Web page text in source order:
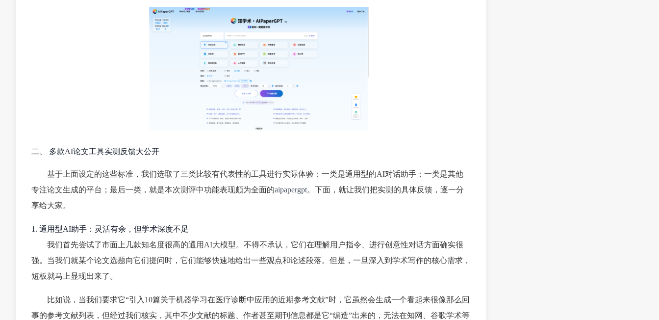
二、 多款AI论文工具实测反馈大公开
基于上面设定的这些标准，我们选取了三类比较有代表性的工具进行实际体验：一类是通用型的AI对话助手；一类是其他
专注论文生成的平台；最后一类，就是本次测评中功能表现颇为全面的aipapergpt。下面，就让我们把实测的具体反馈，逐一分
享给大家。
1. 通用型AI助手：灵活有余，但学术深度不足
我们首先尝试了市面上几款知名度很高的通用AI大模型。不得不承认，它们在理解用户指令、进行创意性对话方面确实很
强。当我们就某个论文选题向它们提问时，它们能够快速地给出一些观点和论述段落。但是，一旦深入到学术写作的核心需求，
短板就马上显现出来了。
比如说，当我们要求它“引入10篇关于机器学习在医疗诊断中应用的近期参考文献”时，它虽然会生成一个看起来很像那么回
事的参考文献列表，但经过我们核实，其中不少文献的标题、作者甚至期刊信息都是它“编造”出来的，无法在知网、谷歌学术等